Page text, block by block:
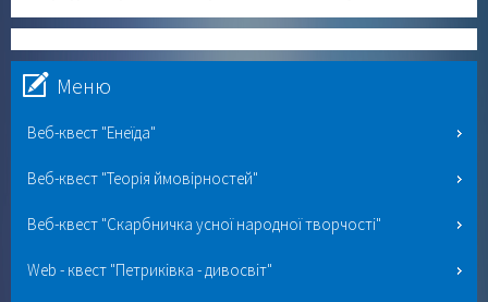
Меню
Веб-квест "Енеїда"
Веб-квест "Теорія ймовірностей"
Веб-квест "Скарбничка усної народної творчості"
Web - квест "Петриківка - дивосвіт"